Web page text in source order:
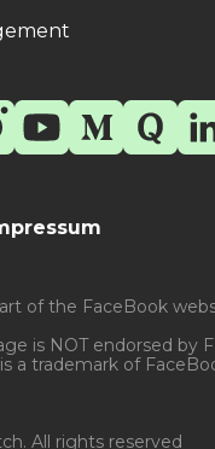
All rights reserved
of the FaceBook
is NOT endorsed by
a trademark of